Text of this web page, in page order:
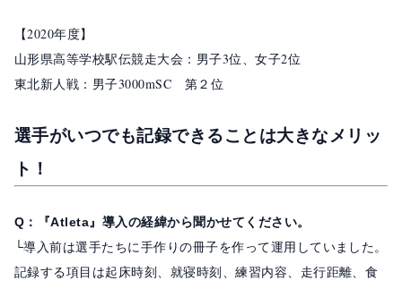
【2020年度】
山形県高等学校駅伝競走大会：男子3位、女子2位
東北新人戦：男子3000mSC 第２位
選手がいつでも記録できることは大きなメリッ
ト！
Q：『Atleta』導入の経緯から聞かせてください。
└導入前は選手たちに手作りの冊子を作って運用していました。
記録する項目は起床時刻、就寝時刻、練習内容、走行距離、食